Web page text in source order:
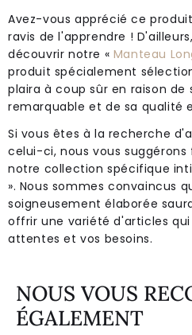
Avez-vous apprécié ce
ravis de l'apprendre !
découvrir notre « Manteau
produit spécialement
plaira à coup sûr en raison de
remarquable et de sa qualité
Si vous êtes à la recherche
celui-ci, nous vous
notre collection spécifique
». Nous sommes convaincus
soigneusement élaborée
offrir une variété d'articles
attentes et vos besoins.
NOUS VOUS
ÉGALEMENT